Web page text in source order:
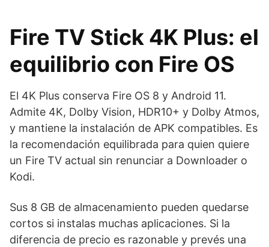
Fire TV Stick 4K Plus: el
equilibrio con Fire OS
El 4K Plus conserva Fire OS 8 y Android 11.
Admite 4K, Dolby Vision, HDR10+ y Dolby Atmos,
y mantiene la instalación de APK compatibles. Es
la recomendación equilibrada para quien quiere
un Fire TV actual sin renunciar a Downloader o
Kodi.
Sus 8 GB de almacenamiento pueden quedarse
cortos si instalas muchas aplicaciones. Si la
diferencia de precio es razonable y prevés una